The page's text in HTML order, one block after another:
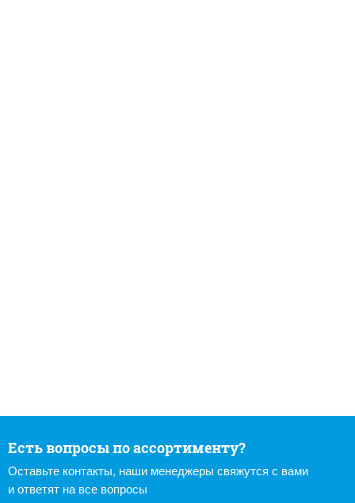
Есть вопросы по ассортименту?
Оставьте контакты, наши менеджеры свяжутся с вами
и ответят на все вопросы